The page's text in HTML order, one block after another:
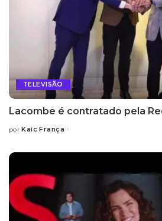
TELEVISÃO
Lacombe é contratado pela
Posted
por Kaic França